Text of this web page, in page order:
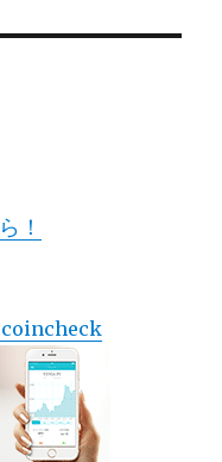
！
coincheck